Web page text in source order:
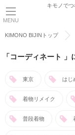
MENU
キモノで
KIMONO BIJINトップ
「コーディネート
東京 はじ
着物リメイク
普段着物